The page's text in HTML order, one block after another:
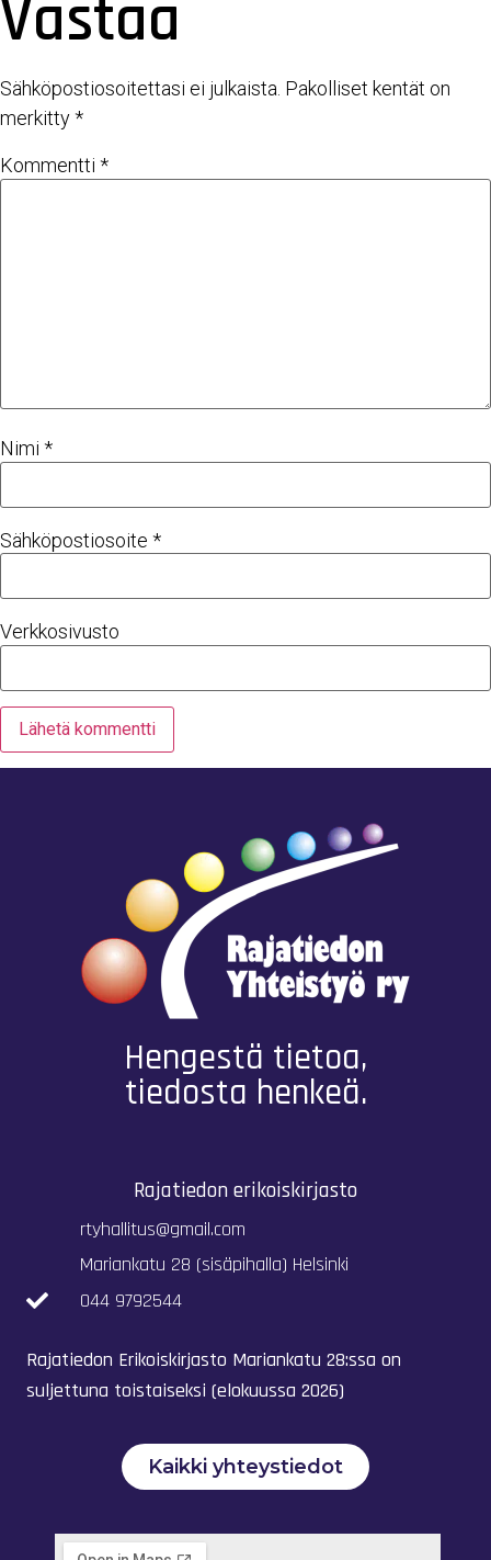
Vastaa
Sähköpostiosoitettasi ei julkaista. Pakolliset kentät on
merkitty*
Kommentti *
Nimi *
Sähköpostiosoite *
Verkkosivusto
Hengestä tietoa,
tiedosta henkeä.
Rajatiedon erikoiskirjasto
rtyhallitus@gmail.com
Mariankatu 28 (sisäpihalla) Helsinki
044 9792544
Rajatiedon Erikoiskirjasto Mariankatu 28:ssa on
suljettuna toistaiseksi (elokuussa 2026)
Kaikki yhteystiedot